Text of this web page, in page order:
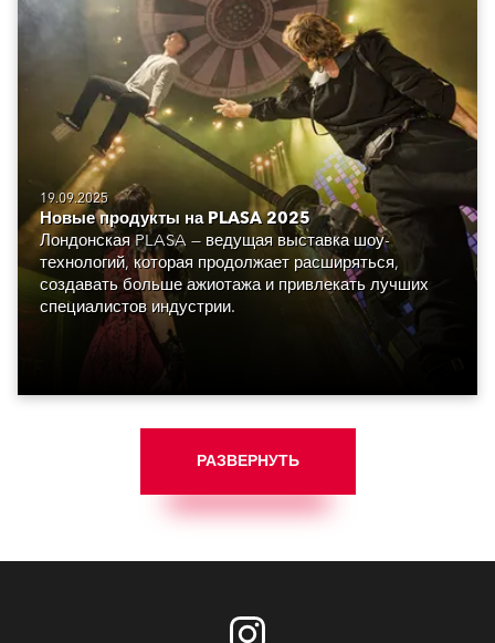
19.09.2025
Новые продукты на PLASA 2025
Лондонская PLASA — ведущая выставка шоу-
технологий, которая продолжает расширяться,
создавать больше ажиотажа и привлекать лучших
специалистов индустрии.
РАЗВЕРНУТЬ